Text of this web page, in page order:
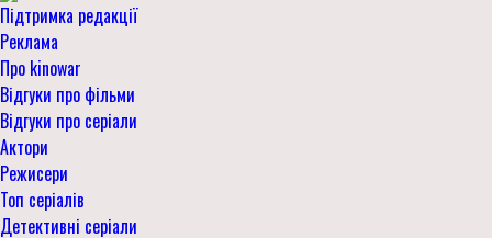
Підтримка редакції
Реклама
Про kinowar
Відгуки про фільми
Відгуки про серіали
Актори
Режисери
Топ серіалів
Детективні серіали